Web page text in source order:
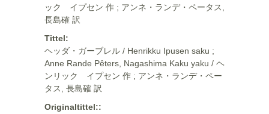
ック イプセン 作 ; アンネ・ランデ・ペータス,
長島確 訳
Tittel:
ヘッダ・ガーブレル / Henrikku Ipusen saku ;
Anne Rande Pêters, Nagashima Kaku yaku / ヘ
ンリック イプセン 作 ; アンネ・ランデ・ペー
タス, 長島確 訳
Originaltittel::